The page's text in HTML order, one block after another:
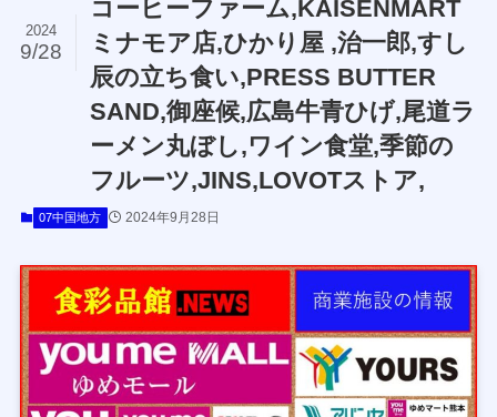
コーヒーファーム,KAISENMART
ミナモア店,ひかり屋 ,治一郎,すし
辰の立ち食い,PRESS BUTTER
SAND,御座候,広島牛青ひげ,尾道ラ
ーメン丸ぼし,ワイン食堂,季節の
フルーツ,JINS,LOVOTストア,
2024
9/28
07中国地方 2024年9月28日